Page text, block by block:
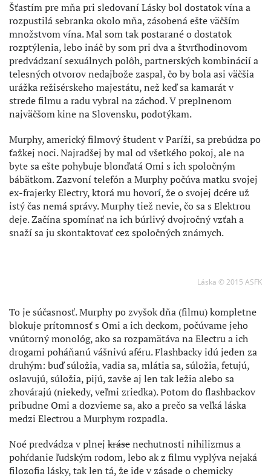
Šťastím pre mňa pri sledovaní Lásky bol dostatok vína a
rozpustilá sebranka okolo mňa, zásobená ešte väčším
množstvom vína. Mal som tak postarané o dostatok
rozptýlenia, lebo ináč by som pri dva a štvrťhodinovom
predvádzaní sexuálnych polôh, partnerských kombinácií a
telesných otvorov nedajbože zaspal, čo by bola asi väčšia
urážka režisérskeho majestátu, než keď sa kamarát v
strede filmu a radu vybral na záchod. V preplnenom
najväčšom kine na Slovensku, podotýkam.
Murphy, americký filmový študent v Paríži, sa prebúdza po
ťažkej noci. Najradšej by mal od všetkého pokoj, ale na
byte sa ešte pohybuje blonďatá Omi s ich spoločným
bábätkom. Zazvoní telefón a Murphy počúva matku svojej
ex-frajerky Electry, ktorá mu hovorí, že o svojej dcére už
istý čas nemá správy. Murphy tiež nevie, čo sa s Elektrou
deje. Začína spomínať na ich búrlivý dvojročný vzťah a
snaží sa ju skontaktovať cez spoločných známych.
Láska © 2015 ASFK
To je súčasnosť. Murphy po zvyšok dňa (filmu) kompletne
blokuje prítomnosť s Omi a ich deckom, počúvame jeho
vnútorný monológ, ako sa rozpamätáva na Electru a ich
drogami poháňanú vášnivú aféru. Flashbacky idú jeden za
druhým: buď súložia, vadia sa, mlátia sa, súložia, fetujú,
oslavujú, súložia, pijú, zavše aj len tak ležia alebo sa
zhovárajú (niekedy, veľmi zriedka). Potom do flashbackov
pribudne Omi a dozvieme sa, ako a prečo sa veľká láska
medzi Electrou a Murphym rozpadla.
Noé predvádza v plnej krásenechutnosti nihilizmus a
pohŕdanie ľudským rodom, lebo ak z filmu vyplýva nejaká
filozofia lásky, tak len tá, že ide v zásade o chemicky